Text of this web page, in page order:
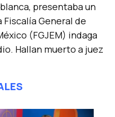
presentaba un
Fiscalía General de
(FGJEM) indaga
Hallan muerto a juez